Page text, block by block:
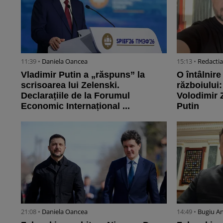
11:39 • Daniela Oancea
Vladimir Putin a „răspuns” la
scrisoarea lui Zelenski.
Declarațiile de la Forumul
Economic Internațional ...
15:13 •
O
Volodimir
Putin
21:08 • Daniela Oancea 14:49 • Bugiu